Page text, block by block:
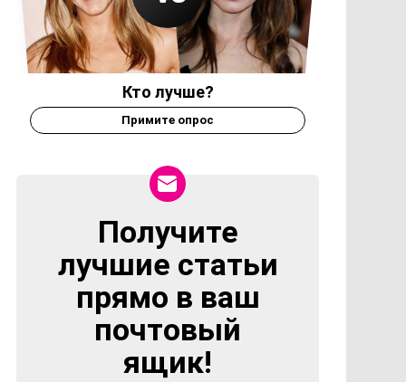
Кто лучше?
Примите опрос
NEWSLETTER
Получите
лучшие статьи
прямо в ваш
почтовый
ящик!